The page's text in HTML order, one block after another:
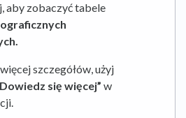
aby zobaczyć tabele
szczegółów, użyj
„Dowiedz się więcej” w